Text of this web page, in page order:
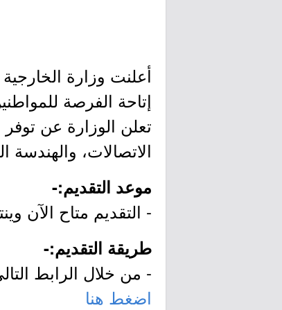
أعلنت وزارة
إتاحة الفرصة
تعلن الوزارة عن
الاتصالات، والهندسة
موعد التقديم:-
- التقديم متاح الآن وينتهي
طريقة التقديم:-
- من خلال الرابط
اضغط هنا